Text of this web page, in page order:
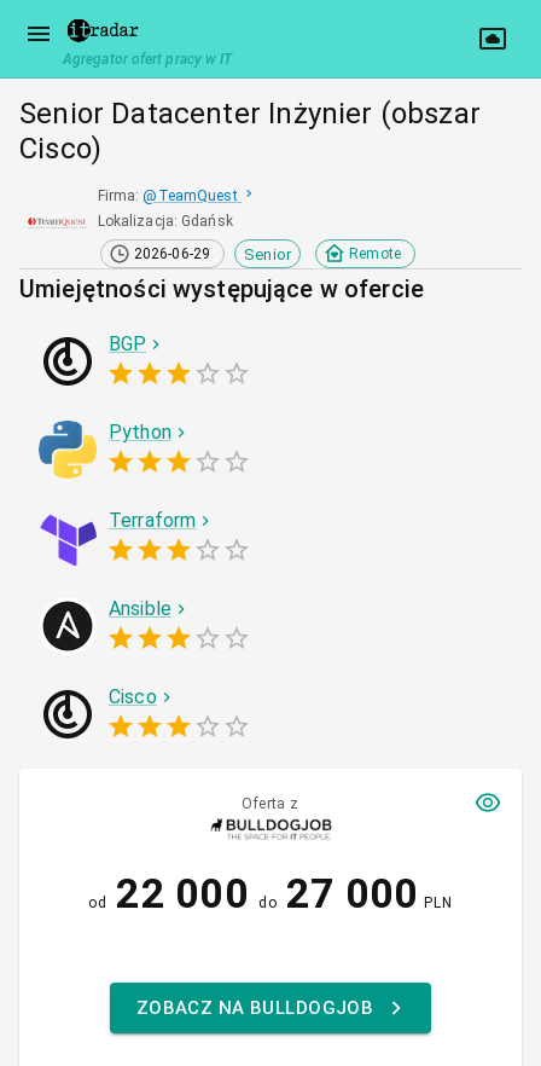
Agregator ofert pracy w IT
Senior Datacenter Inżynier (obszar
Cisco)
Firma: @ TeamQuest
Lokalizacja: Gdańsk
2026-06-29
Senior Remote
Umiejętności występujące w ofercie
BGP
Python
Terraform
Ansible
Cisco
Oferta z
od 22 000 do 27 000 PLN
ZOBACZ NA BULLDOGJOB